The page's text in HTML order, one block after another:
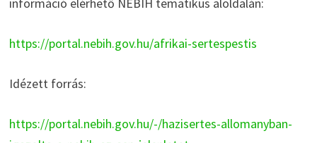
információ elérhető NÉBIH tematikus aloldalán:
https://portal.nebih.gov.hu/afrikai-sertespestis
Idézett forrás:
https://portal.nebih.gov.hu/-/hazisertes-allomanyban-